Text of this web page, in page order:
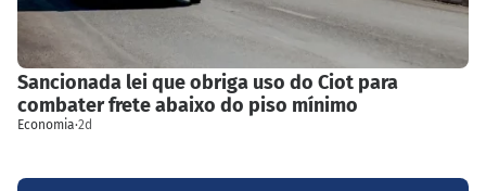
Sancionada lei que obriga uso do Ciot para
combater frete abaixo do piso mínimo
Economia·2d